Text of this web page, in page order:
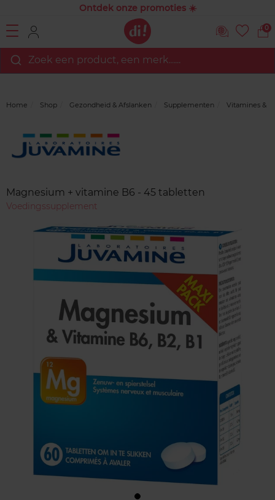
Ontdek onze promoties ☀️
0
Zoek een product, een merk…...
Home Shop Gezondheid & Afslanken Supplementen Vitamines &
Magnesium + vitamine B6 - 45 tabletten
Voedingssupplement